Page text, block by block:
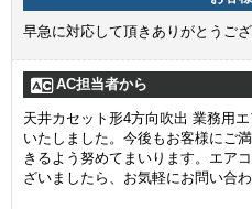
早急に対応して頂きありがとうご
AC担当者から
天井カセット形4方向吹出 業務用
いたしました。今後もお客様にご
きるよう努めてまいります。エア
ざいましたら、お気軽にお問い合わ